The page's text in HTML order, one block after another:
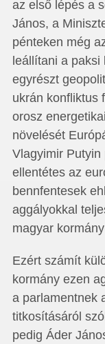
az első lépés a
János, a
pénteken még
leállítani a
egyrészt
ukrán konfliktus
orosz
növelését
Vlagyimir Putyin
ellentétes az
bennfentesek
aggályokkal
magyar
Ezért számít
kormány ezen
a parlamentnek
titkosításáról
pedig Áder